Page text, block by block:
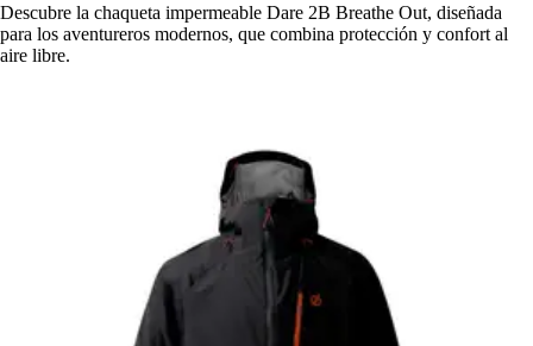
Descubre la chaqueta impermeable Dare 2B Breathe Out, diseñada
para los aventureros modernos, que combina protección y confort al
aire libre.